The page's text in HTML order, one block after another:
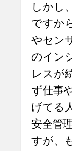
しかし
ですか
やセン
のイン
レスが
ず仕事
げてる
安全管
すが、